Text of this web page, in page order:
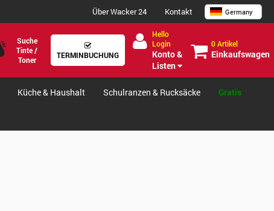
Über Wacker 24 Kontakt Germany
Suche
Tinte /
Toner
TERMINBUCHUNG
Hello
Login
Konto &
Listen
0 Artikel
Einkaufswagen
Küche & Haushalt Schulranzen & Rucksäcke Gratis